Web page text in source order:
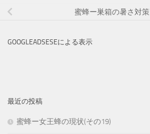
蜜蜂ー巣箱の暑さ対策
GOOGLEADSESEによる表示
最近の投稿
蜜蜂ー女王蜂の現状(その19)